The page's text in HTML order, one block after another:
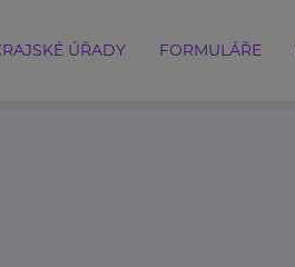
ÚŘADY FORMULÁŘE